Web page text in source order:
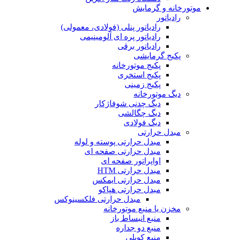
موتورخانه و گرمایش
رادیاتور
رادیاتور پنلی (فولادی، معمولی)
رادیاتور پره ای آلومینیمی
رادیاتور برقی
پکیج گرمایشی
پکیج موتورخانه
پکیج استخری
پکیج زمینی
دیگ موتورخانه
دیگ چدنی شوفاژکار
دیگ چگالشی
دیگ فولادی
مبدل حرارتی
مبدل حرارتی پوسته و لوله
مبدل حرارتی صفحه ای
اواپراتور صفحه ای
مبدل حرارتی HTM
مبدل حرارتی ایمکس
مبدل حرارتی هپاکو
مبدل حرارتی فلکسینوکس
مخزن یا منبع موتورخانه
منبع انبساط باز
منبع دو جداره
منبع کویلی